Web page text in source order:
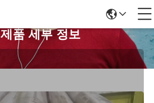
제품 세부 정보